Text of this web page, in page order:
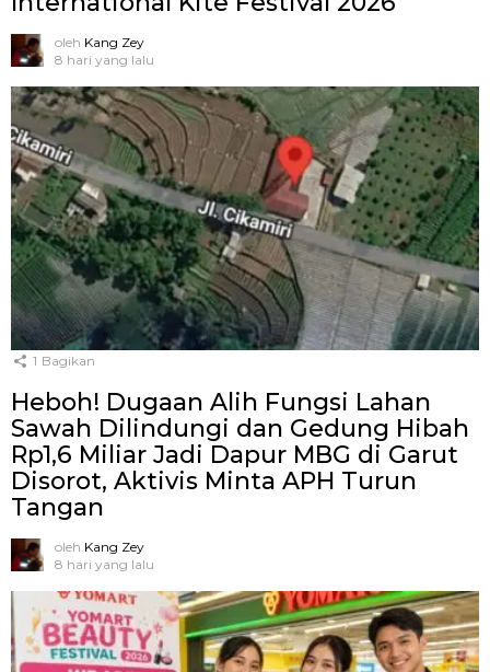
oleh Kang Zey
8 hari yang lalu
1 Bagikan
Heboh! Dugaan Alih Fungsi Lahan
Sawah Dilindungi dan Gedung Hibah
Rp1,6 Miliar Jadi Dapur MBG di Garut
Disorot, Aktivis Minta APH Turun
Tangan
oleh Kang Zey
8 hari yang lalu